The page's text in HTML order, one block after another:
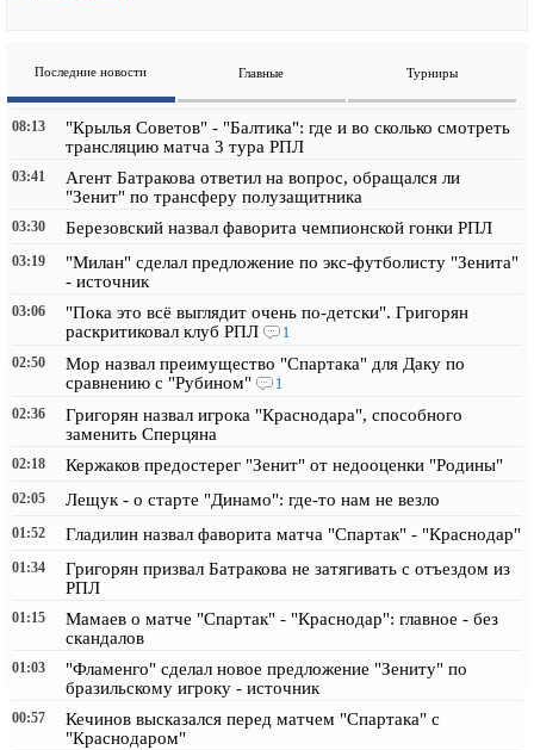
Последние новости Главные Турниры
08:13
"Крылья Советов" - "Балтика": где и во сколько смотреть
трансляцию матча 3 тура РПЛ
03:41
Агент Батракова ответил на вопрос, обращался ли
"Зенит" по трансферу полузащитника
03:30 Березовский назвал фаворита чемпионской гонки РПЛ
03:19
"Милан" сделал предложение по экс-футболисту "Зенита"
- источник
03:06
"Пока это всё выглядит очень по-детски". Григорян
раскритиковал клуб РПЛ
1
02:50
Мор назвал преимущество "Спартака" для Даку по
сравнению с "Рубином"
1
02:36
Григорян назвал игрока "Краснодара", способного
заменить Сперцяна
02:18 Кержаков предостерег "Зенит" от недооценки "Родины"
02:05 Лещук - о старте "Динамо": где-то нам не везло
01:52 Гладилин назвал фаворита матча "Спартак" - "Краснодар"
01:34
Григорян призвал Батракова не затягивать с отъездом из
РПЛ
01:15
Мамаев о матче "Спартак" - "Краснодар": главное - без
скандалов
01:03
"Фламенго" сделал новое предложение "Зениту" по
бразильскому игроку - источник
00:57
Кечинов высказался перед матчем "Спартака" с
"Краснодаром"